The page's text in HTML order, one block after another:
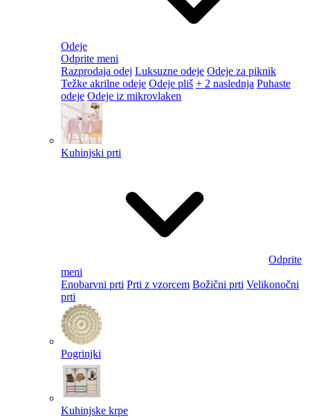
Odeje
Odprite meni
Razprodaja odej Luksuzne odeje Odeje za piknik
Težke akrilne odeje Odeje pliš + 2 naslednja Puhaste
odeje Odeje iz mikrovlaken
Kuhinjski prti
Odprite
meni
Enobarvni prti Prti z vzorcem Božični prti Velikonočni
prti​
Pogrinjki
Kuhinjske krpe